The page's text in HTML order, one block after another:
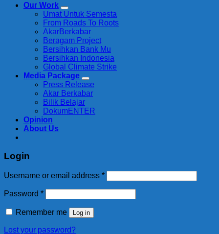
Our Work
Umat Untuk Semesta
From Roads To Roots
AkarBerkabar
Beragam Project
Bersihkan Bank Mu
Bersihkan Indonesia
Global Climate Strike
Media Package
Press Release
Akar Berkabar
Bilik Belajar
DokumENTER
Opinion
About Us
Login
Username or email address *Required
Password *Required
Remember me Log in
Lost your password?